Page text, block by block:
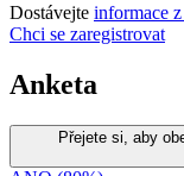
Dostávejte informace
Chci se zaregistrovat
Anketa
Přejete si, aby